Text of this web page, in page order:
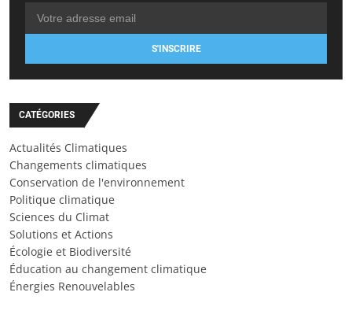
S'INSCRIRE
CATÉGORIES
Actualités Climatiques
Changements climatiques
Conservation de l'environnement
Politique climatique
Sciences du Climat
Solutions et Actions
Écologie et Biodiversité
Éducation au changement climatique
Énergies Renouvelables